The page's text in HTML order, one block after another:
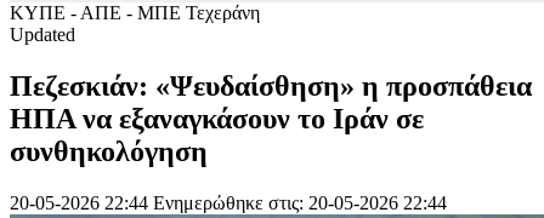
ΚΥΠΕ - ΑΠΕ - ΜΠΕ Τεχεράνη
Updated
Πεζεσκιάν: «Ψευδαίσθηση» η προσπάθεια
ΗΠΑ να εξαναγκάσουν το Ιράν σε
συνθηκολόγηση
20-05-2026 22:44 Ενημερώθηκε στις: 20-05-2026 22:44